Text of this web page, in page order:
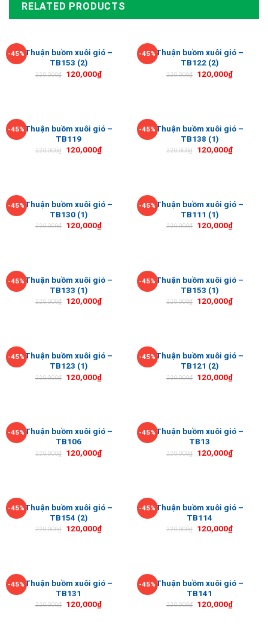
RELATED PRODUCTS
-45% Thuận buồm xuôi gió –
TB153 (2)
220,000₫ 120,000₫
-45% Thuận buồm xuôi gió –
TB122 (2)
220,000₫ 120,000₫
-45% Thuận buồm xuôi gió –
TB119
220,000₫ 120,000₫
-45% Thuận buồm xuôi gió –
TB138 (1)
220,000₫ 120,000₫
-45% Thuận buồm xuôi gió –
TB130 (1)
220,000₫ 120,000₫
-45% Thuận buồm xuôi gió –
TB111 (1)
220,000₫ 120,000₫
-45% Thuận buồm xuôi gió –
TB133 (1)
220,000₫ 120,000₫
-45% Thuận buồm xuôi gió –
TB153 (1)
220,000₫ 120,000₫
-45% Thuận buồm xuôi gió –
TB123 (1)
220,000₫ 120,000₫
-45% Thuận buồm xuôi gió –
TB121 (2)
220,000₫ 120,000₫
-45% Thuận buồm xuôi gió –
TB106
220,000₫ 120,000₫
-45% Thuận buồm xuôi gió –
TB13
220,000₫ 120,000₫
-45% Thuận buồm xuôi gió –
TB154 (2)
220,000₫ 120,000₫
-45% Thuận buồm xuôi gió –
TB114
220,000₫ 120,000₫
-45% Thuận buồm xuôi gió –
TB131
220,000₫ 120,000₫
-45% Thuận buồm xuôi gió –
TB141
220,000₫ 120,000₫